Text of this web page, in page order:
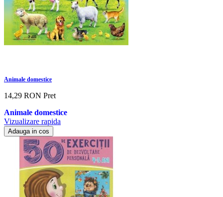
Animale domestice
14,29 RON Pret
Animale domestice
Vizualizare rapida
Adauga in cos